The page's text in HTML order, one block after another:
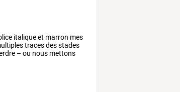
italiqueet marron mes
tracesdesstades
– ou nous mettons